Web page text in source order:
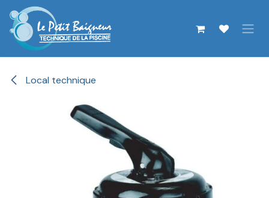
Se rendre au contenu
Local technique